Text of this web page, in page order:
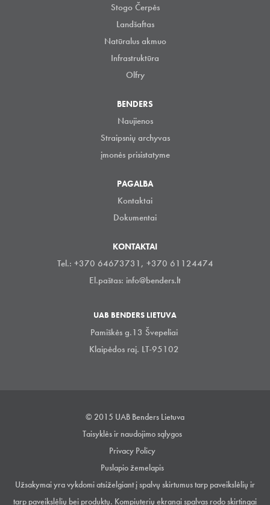
Stogo Čerpės
Landšaftas
Natūralus akmuo
Infrastruktūra
Olfry
BENDERS
Naujienos
Straipsnių archyvas
įmonės prisistatyme
PAGALBA
Kontaktai
Dokumentai
KONTAKTAI
Tel.: +370 64673731, +370 61124474
El.paštas: info@benders.lt
UAB BENDERS LIETUVA
Pamiškės g.13 Švepeliai
Klaipėdos raj. LT-95102
© 2015 UAB Benders Lietuva
Taisyklės ir naudojimo sąlygos
Privacy Policy
Puslapio žemelapis
Užsakymai yra vykdomi atsiželgiant į spalvų skirtumus tarp paveikslėlių ir
tarp paveikslėlių bei produktų. Kompiuterių ekranai spalvas rodo skirtingai